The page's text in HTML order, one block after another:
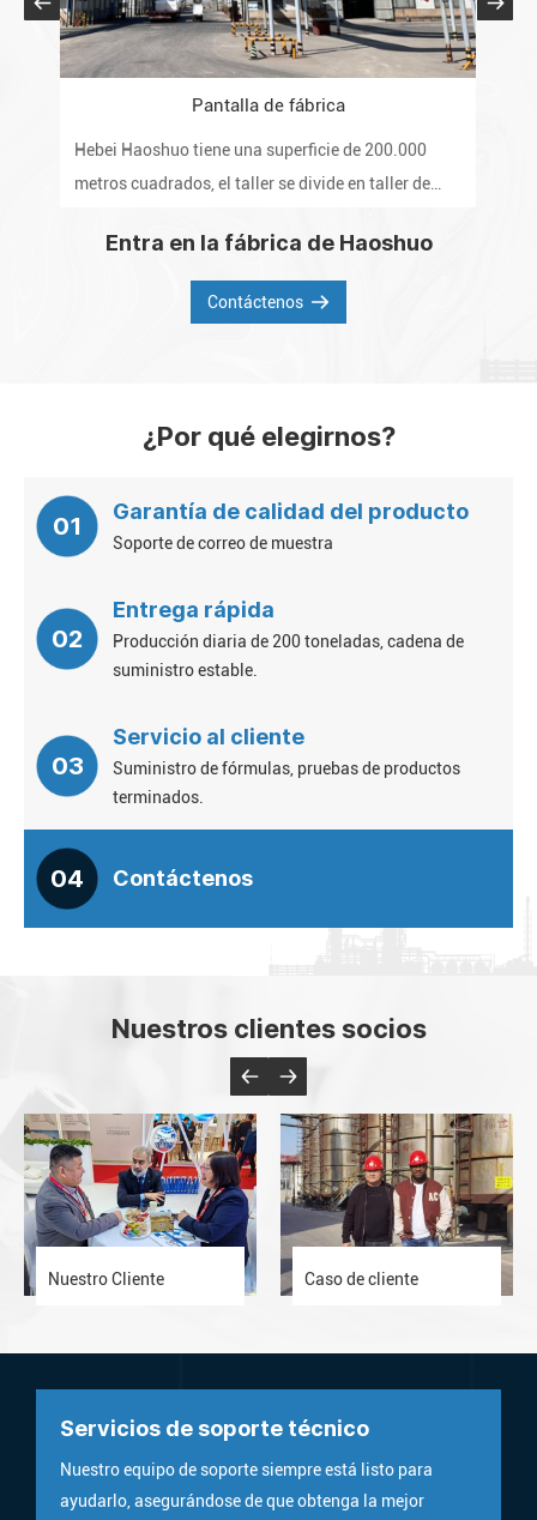
Pantalla de fábrica
Hebei Haoshuo tiene una superficie de 200.000
metros cuadrados, el taller se divide en taller de
polvo, laboratorio y almacén.
Entra en la fábrica de Haoshuo
Contáctenos
¿Por qué elegirnos?
01
Garantía de calidad del producto
Soporte de correo de muestra
02
Entrega rápida
Producción diaria de 200 toneladas, cadena de
suministro estable.
03
Servicio al cliente
Suministro de fórmulas, pruebas de productos
terminados.
04 Contáctenos
Nuestros clientes socios
Nuestro Cliente Caso de cliente
Servicios de soporte técnico
Nuestro equipo de soporte siempre está listo para
ayudarlo, asegurándose de que obtenga la mejor